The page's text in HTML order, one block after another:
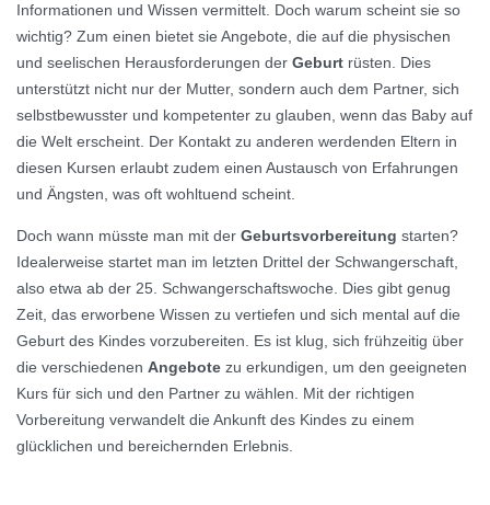
Informationen und Wissen vermittelt. Doch warum scheint sie so
wichtig? Zum einen bietet sie Angebote, die auf die physischen
und seelischen Herausforderungen der Geburt rüsten. Dies
unterstützt nicht nur der Mutter, sondern auch dem Partner, sich
selbstbewusster und kompetenter zu glauben, wenn das Baby auf
die Welt erscheint. Der Kontakt zu anderen werdenden Eltern in
diesen Kursen erlaubt zudem einen Austausch von Erfahrungen
und Ängsten, was oft wohltuend scheint.
Doch wann müsste man mit der Geburtsvorbereitung starten?
Idealerweise startet man im letzten Drittel der Schwangerschaft,
also etwa ab der 25. Schwangerschaftswoche. Dies gibt genug
Zeit, das erworbene Wissen zu vertiefen und sich mental auf die
Geburt des Kindes vorzubereiten. Es ist klug, sich frühzeitig über
die verschiedenen Angebote zu erkundigen, um den geeigneten
Kurs für sich und den Partner zu wählen. Mit der richtigen
Vorbereitung verwandelt die Ankunft des Kindes zu einem
glücklichen und bereichernden Erlebnis.